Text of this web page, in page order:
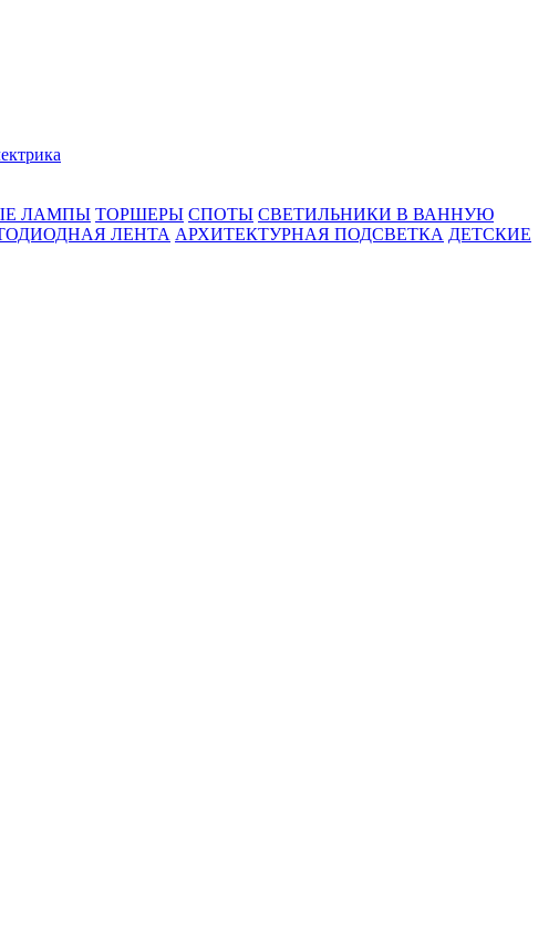
ЛАМПЫ ТОРШЕРЫ СПОТЫ СВЕТИЛЬНИКИ В ВАННУЮ
ЛЕНТА АРХИТЕКТУРНАЯ ПОДСВЕТКА ДЕТСКИЕ